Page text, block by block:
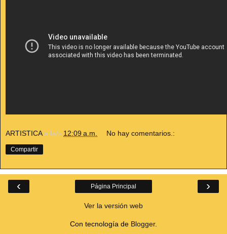
ARTISTICA a la/s 12:09 a.m. No hay comentarios.:
Compartir
‹ ›
Página Principal
Ver la versión web
Con tecnología de Blogger.